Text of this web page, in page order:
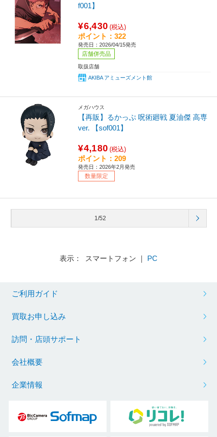
f001】
¥6,430 (税込)
ポイント：322
発売日：2026/04/15発売
店舗併売品
取扱店舗
AKIBA アミューズメント館
メガハウス
【再販】るかっぷ 呪術廻戦 夏油傑 高専
ver. 【sof001】
¥4,180 (税込)
ポイント：209
発売日：2026年2月発売
数量限定
1/52
表示： スマートフォン ｜ PC
ご利用ガイド
買取お申し込み
訪問・店頭サポート
会社概要
企業情報